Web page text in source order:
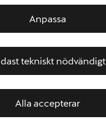
Anpassa
tekniskt nödvändigt
Alla accepterar